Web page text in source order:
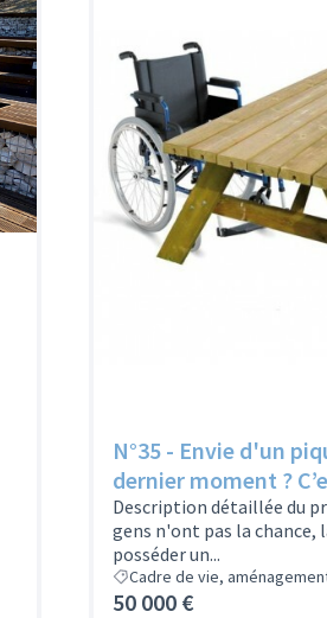
N°35 - Envie d'un
dernier moment ?
Description détaillée du
gens n'ont pas la chance,
posséder un...
Cadre de vie,
50 000 €